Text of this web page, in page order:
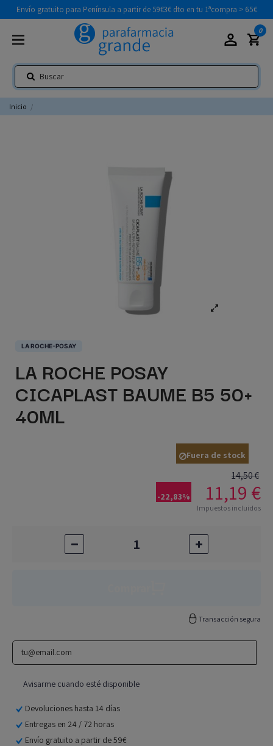
Envío gratuito para Península a partir de 59€3€ dto en tu 1ªcompra > 65€
0
Inicio
LA ROCHE-POSAY
LA ROCHE POSAY
CICAPLAST BAUME B5 50+
40ML
Fuera de stock
14,50 €
-22,83% 11,19 €
Impuestos incluidos
Transacción segura
Devoluciones hasta 14 días
Entregas en 24 / 72 horas
Envío gratuito a partir de 59€